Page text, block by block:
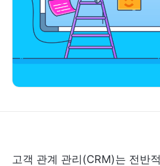
고객 관계 관리(CRM)는 전반